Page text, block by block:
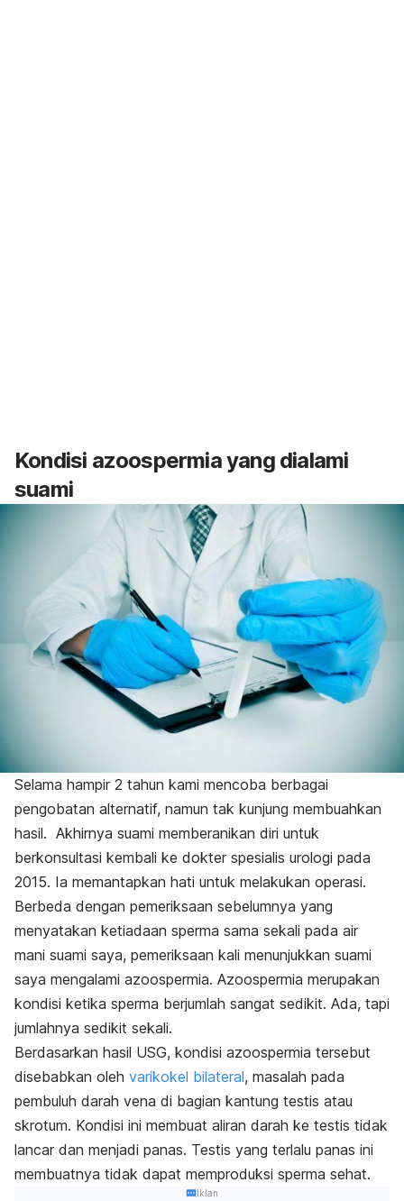
Kondisi azoospermia yang dialami
suami
Selama hampir 2 tahun kami mencoba berbagai
pengobatan alternatif, namun tak kunjung membuahkan
hasil. Akhirnya suami memberanikan diri untuk
berkonsultasi kembali ke dokter spesialis urologi pada
2015. Ia memantapkan hati untuk melakukan operasi.
Berbeda dengan pemeriksaan sebelumnya yang
menyatakan ketiadaan sperma sama sekali pada air
mani suami saya, pemeriksaan kali menunjukkan suami
saya mengalami azoospermia. Azoospermia merupakan
kondisi ketika sperma berjumlah sangat sedikit. Ada, tapi
jumlahnya sedikit sekali.
Berdasarkan hasil USG, kondisi azoospermia tersebut
disebabkan oleh varikokel bilateral, masalah pada
pembuluh darah vena di bagian kantung testis atau
skrotum. Kondisi ini membuat aliran darah ke testis tidak
lancar dan menjadi panas. Testis yang terlalu panas ini
membuatnya tidak dapat memproduksi sperma sehat.
Iklan